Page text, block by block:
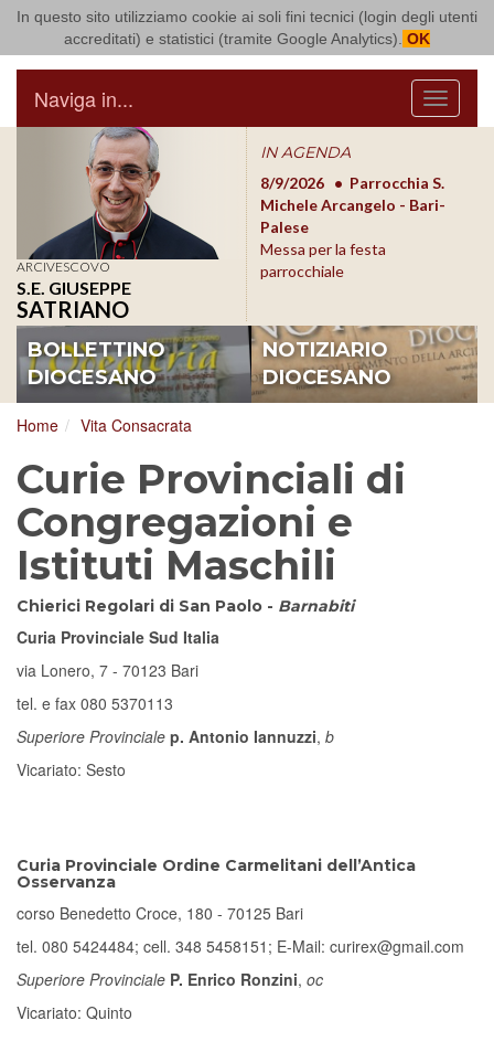
In questo sito utilizziamo cookie ai soli fini tecnici (login degli utenti
accreditati) e statistici (tramite Google Analytics). OK
Arcidiocesi di Bari Bitonto
Menu
Naviga in...
ARCIVESCOVO
S.E. GIUSEPPE
SATRIANO
IN AGENDA
8/17/2026
Conversano
Conferenza Episcopale
Pugliese
8/9/2026
Parrocchia S.
Michele Arcangelo - Bari-
Palese
Messa per la festa
parrocchiale
BOLLETTINO
DIOCESANO
NOTIZIARIO
DIOCESANO
Home Vita Consacrata
Curie Provinciali di
Congregazioni e
Istituti Maschili
Chierici Regolari di San Paolo - Barnabiti
Curia Provinciale Sud Italia
via Lonero, 7 - 70123 Bari
tel. e fax 080 5370113
Superiore Provinciale p. Antonio Iannuzzi, b
Vicariato: Sesto
Curia Provinciale Ordine Carmelitani dell’Antica
Osservanza
corso Benedetto Croce, 180 - 70125 Bari
tel. 080 5424484; cell. 348 5458151; E-Mail: curirex@gmail.com
Superiore Provinciale P. Enrico Ronzini, oc
Vicariato: Quinto